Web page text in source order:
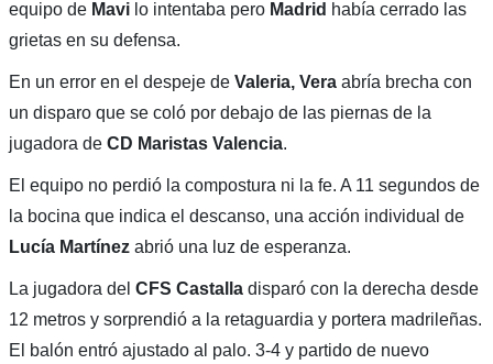
equipo de Mavilo intentaba pero Madrid había cerrado las
grietas en su defensa.
En un error en el despeje de Valeria, Veraabría brecha con
un disparo que se coló por debajo de las piernas de la
jugadora de CD Maristas Valencia.
El equipo no perdió la compostura ni la fe. A 11 segundos de
la bocina que indica el descanso, una acción individual de
Lucía Martínez abrió una luz de esperanza.
La jugadora del CFS Castalladisparó con la derecha desde
12 metros y sorprendió a la retaguardia y portera madrileñas.
El balón entró ajustado al palo. 3-4 y partido de nuevo